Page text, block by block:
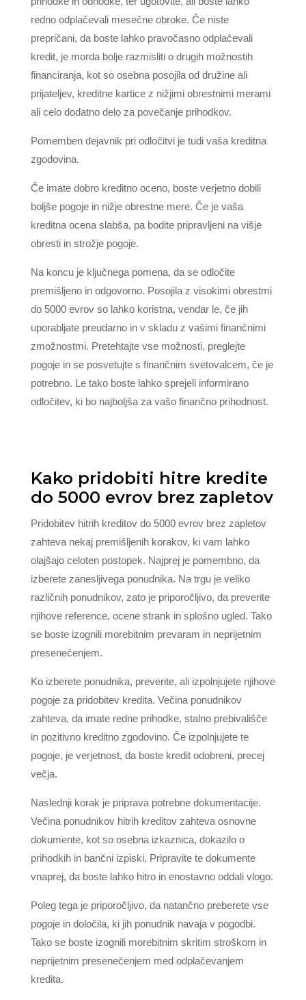
redno odplačevali mesečne obroke. Če niste
prepričani, da boste lahko pravočasno odplačevali
kredit, je morda bolje razmisliti o drugih možnostih
financiranja, kot so osebna posojila od družine ali
prijateljev, kreditne kartice z nižjimi obrestnimi merami
ali celo dodatno delo za povečanje prihodkov.
Pomemben dejavnik pri odločitvi je tudi vaša kreditna
zgodovina.
Če imate dobro kreditno oceno, boste verjetno dobili
boljše pogoje in nižje obrestne mere. Če je vaša
kreditna ocena slabša, pa bodite pripravljeni na višje
obresti in strožje pogoje.
Na koncu je ključnega pomena, da se odločite
premišljeno in odgovorno. Posojila z visokimi obrestmi
do 5000 evrov so lahko koristna, vendar le, če jih
uporabljate preudarno in v skladu z vašimi finančnimi
zmožnostmi. Pretehtajte vse možnosti, preglejte
pogoje in se posvetujte s finančnim svetovalcem, če je
potrebno. Le tako boste lahko sprejeli informirano
odločitev, ki bo najboljša za vašo finančno prihodnost.
Kako pridobiti hitre kredite
do 5000 evrov brez zapletov
Pridobitev hitrih kreditov do 5000 evrov brez zapletov
zahteva nekaj premišljenih korakov, ki vam lahko
olajšajo celoten postopek. Najprej je pomembno, da
izberete zanesljivega ponudnika. Na trgu je veliko
različnih ponudnikov, zato je priporočljivo, da preverite
njihove reference, ocene strank in splošno ugled. Tako
se boste izognili morebitnim prevaram in neprijetnim
presenečenjem.
Ko izberete ponudnika, preverite, ali izpolnjujete njihove
pogoje za pridobitev kredita. Večina ponudnikov
zahteva, da imate redne prihodke, stalno prebivališče
in pozitivno kreditno zgodovino. Če izpolnjujete te
pogoje, je verjetnost, da boste kredit odobreni, precej
večja.
Naslednji korak je priprava potrebne dokumentacije.
Večina ponudnikov hitrih kreditov zahteva osnovne
dokumente, kot so osebna izkaznica, dokazilo o
prihodkih in bančni izpiski. Pripravite te dokumente
vnaprej, da boste lahko hitro in enostavno oddali vlogo.
Poleg tega je priporočljivo, da natančno preberete vse
pogoje in določila, ki jih ponudnik navaja v pogodbi.
Tako se boste izognili morebitnim skritim stroškom in
neprijetnim presenečenjem med odplačevanjem
kredita.